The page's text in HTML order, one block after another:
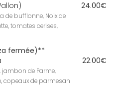
de bufflonne, Noix de
tomates cerises,
24.00€
fermée)**
de Parme,
copeaux de parmesan
22.00€